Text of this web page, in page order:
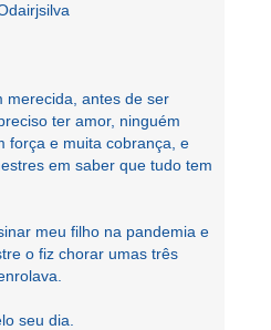
merecida, antes de ser
ter amor, ninguém
força e muita cobrança, e
em saber que tudo tem
meu filho na pandemia e
o fiz chorar umas três
seu dia.